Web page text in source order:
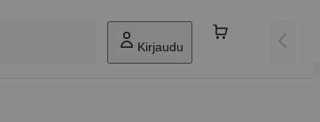
Kirjaudu